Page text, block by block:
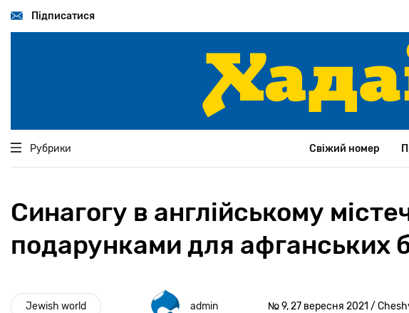
основногоПідписатися
Рубрики Свіжий номер
Синагогу в англійському
подарунками для афганських
Jewish world admin № 9, 27 вересня 2021 /